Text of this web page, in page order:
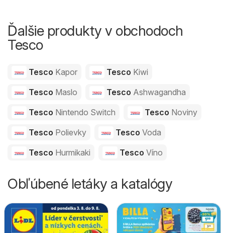
Ďalšie produkty v obchodoch
Tesco
Tesco Kapor Tesco Kiwi
Tesco Maslo Tesco Ashwagandha
Tesco Nintendo Switch Tesco Noviny
Tesco Polievky Tesco Voda
Tesco Hurmikaki Tesco Víno
Obľúbené letáky a katalógy